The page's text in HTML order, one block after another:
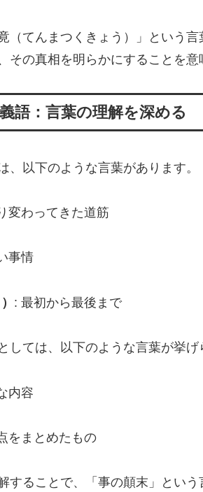
（てんまつくきょう）」という言
その真相を明らかにすることを意
語：言葉の理解を深める
、以下のような言葉があります。
変わってきた道筋
事情
: 最初から最後まで
しては、以下のような言葉が挙げ
内容
をまとめたもの
することで、「事の顛末」とい